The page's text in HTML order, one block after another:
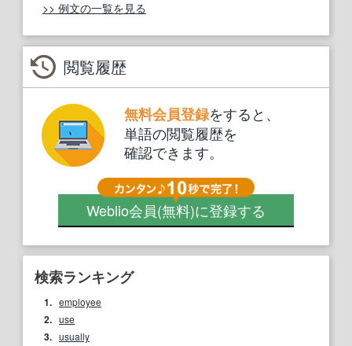
>> 例文の一覧を見る
閲覧履歴
無料会員登録をすると、
単語の閲覧履歴を
確認できます。
Weblio会員(無料)に登録する
検索ランキング
1. employee
2. use
3. usually